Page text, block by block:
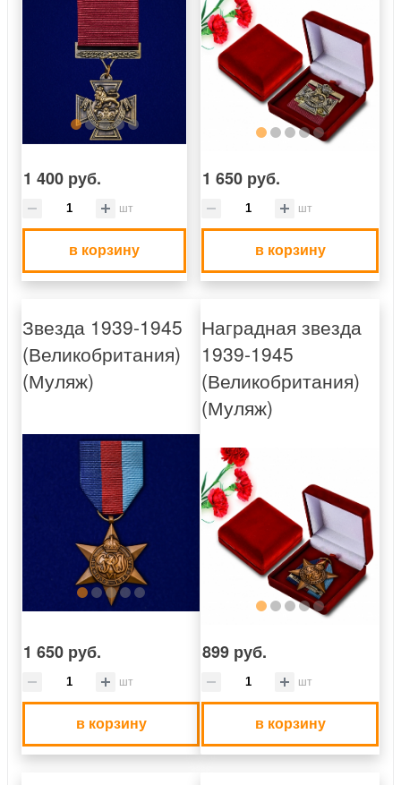
1 400 руб.
шт
в корзину
1 650 руб.
шт
в корзину
Звезда 1939-1945
(Великобритания)
(Муляж)
1 650 руб.
шт
в корзину
Наградная звезда
1939-1945
(Великобритания)
(Муляж)
899 руб.
шт
в корзину